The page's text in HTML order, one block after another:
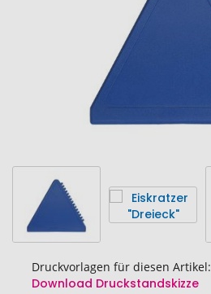
Druckvorlagen für diesen Artikel:
Download Druckstandskizze